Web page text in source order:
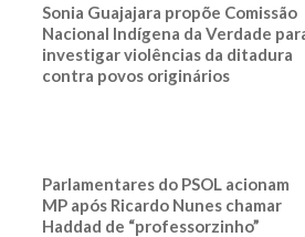
Sonia Guajajara propõe Comissão
Nacional Indígena da Verdade
investigar violências da ditadura
contra povos originários
Parlamentares do PSOL acionam
MP após Ricardo Nunes chamar
Haddad de “professorzinho”